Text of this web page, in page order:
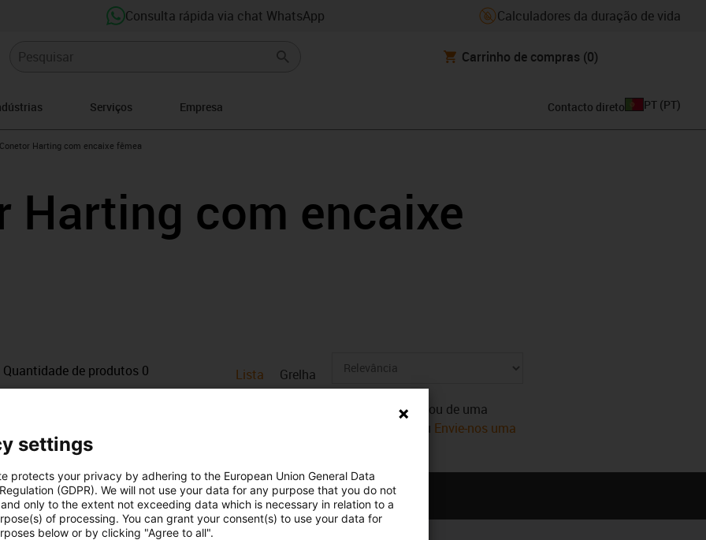
Consulta rápida via chat WhatsApp Calculadores da duração de vida
Carrinho de compras (0)
Serviços Empresa Contacto direto PT (PT)
icon-arrow-right
Conetor Harting com encaixe fêmea
Harting com encaixe
Quantidade de produtos 0 Lista
Grelha
Infelizmente não há produtos disponíveis nesta categoria. Precisa de apoio ou de uma
solução personalizada? O LiveChat da igus® irá ajudá-lo imediatamente! Ou Envie-nos uma
mensagem!
Críticas e elogios
settings
protects your privacy by adhering to the European Union General Data
(GDPR). We will not use your data for any purpose that you do not
only to the extent not exceeding data which is necessary in relation to a
of processing. You can grant your consent(s) to use your data for
below or by clicking "Agree to all".